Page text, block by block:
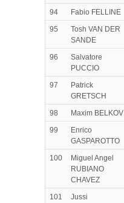
94 Fabio FELLINE
95
Tosh VAN DER
SANDE
96
Salvatore
PUCCIO
97
Patrick
GRETSCH
98 Maxim BELKOV
99
Enrico
GASPAROTTO
100
Miguel Angel
RUBIANO
CHAVEZ
101
Jussi